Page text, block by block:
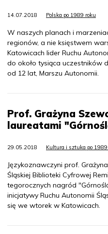
14.07.2018 Polska po 1989 roku
W naszych planach i
regionów, a nie księstwem
Katowicach lider Ruchu
do około tysiąca uczestników
od 12 lat, Marszu Autonomii.
Prof. Grażyna
laureatami
29.05.2018 Kultura i sztuka po 1989
Językoznawczyni prof.
Śląskiej Biblioteki Cyfrowej
tegorocznych nagród
inicjatywy Ruchu Autonomii
się we wtorek w Katowicach.